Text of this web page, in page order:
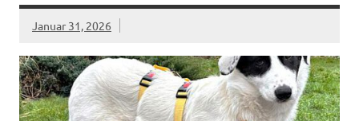
Januar 31, 2026